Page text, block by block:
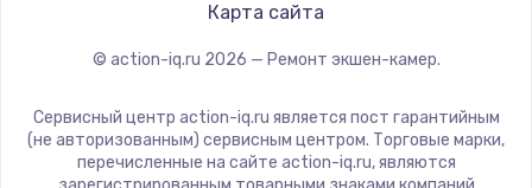
Карта сайта
© action-iq.ru 2026 — Ремонт экшен-камер.
Сервисный центр action-iq.ru является пост гарантийным
(не авторизованным) сервисным центром. Торговые марки,
перечисленные на сайте action-iq.ru, являются